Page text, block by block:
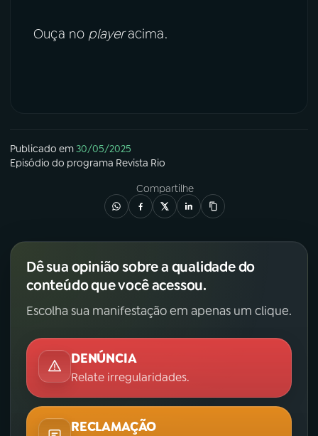
Ouça no playeracima.
Publicado em30/05/2025
Episódio do programa Revista Rio
Compartilhe
Dê sua opinião sobre a qualidade do
conteúdo que você acessou.
Escolha sua manifestação em apenas um clique.
DENÚNCIA
Relate irregularidades.
RECLAMAÇÃO